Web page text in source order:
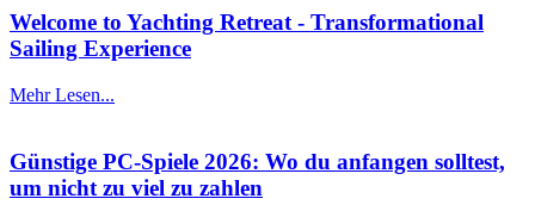
Welcome to Yachting Retreat - Transformational
Sailing Experience
Mehr Lesen...
Günstige PC-Spiele 2026: Wo du anfangen solltest,
um nicht zu viel zu zahlen